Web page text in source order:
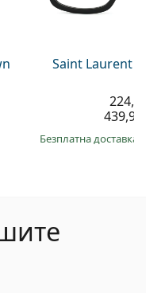
Saint Laurent
Безплатна доставка